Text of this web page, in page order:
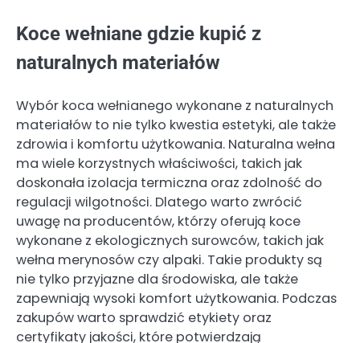
Koce wełniane gdzie kupić z
naturalnych materiałów
Wybór koca wełnianego wykonane z naturalnych
materiałów to nie tylko kwestia estetyki, ale także
zdrowia i komfortu użytkowania. Naturalna wełna
ma wiele korzystnych właściwości, takich jak
doskonała izolacja termiczna oraz zdolność do
regulacji wilgotności. Dlatego warto zwrócić
uwagę na producentów, którzy oferują koce
wykonane z ekologicznych surowców, takich jak
wełna merynosów czy alpaki. Takie produkty są
nie tylko przyjazne dla środowiska, ale także
zapewniają wysoki komfort użytkowania. Podczas
zakupów warto sprawdzić etykiety oraz
certyfikaty jakości, które potwierdzają